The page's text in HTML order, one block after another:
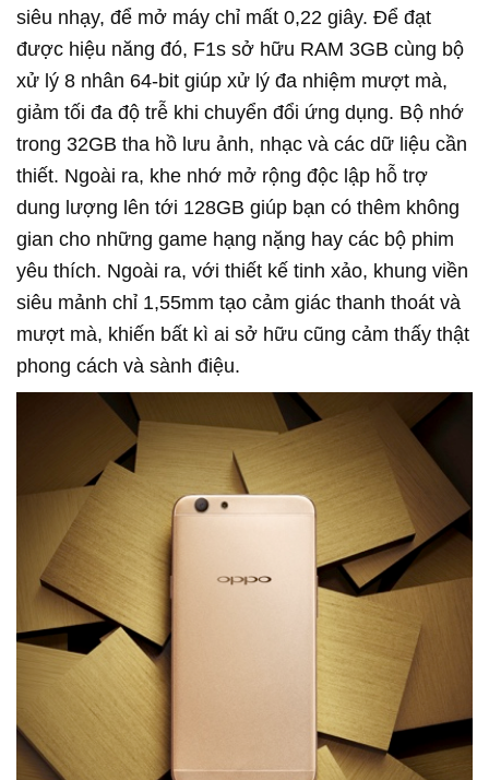
siêu nhạy, để mở máy chỉ mất 0,22 giây. Để đạt
được hiệu năng đó, F1s sở hữu RAM 3GB cùng bộ
xử lý 8 nhân 64-bit giúp xử lý đa nhiệm mượt mà,
giảm tối đa độ trễ khi chuyển đổi ứng dụng. Bộ nhớ
trong 32GB tha hồ lưu ảnh, nhạc và các dữ liệu cần
thiết. Ngoài ra, khe nhớ mở rộng độc lập hỗ trợ
dung lượng lên tới 128GB giúp bạn có thêm không
gian cho những game hạng nặng hay các bộ phim
yêu thích. Ngoài ra, với thiết kế tinh xảo, khung viền
siêu mảnh chỉ 1,55mm tạo cảm giác thanh thoát và
mượt mà, khiến bất kì ai sở hữu cũng cảm thấy thật
phong cách và sành điệu.